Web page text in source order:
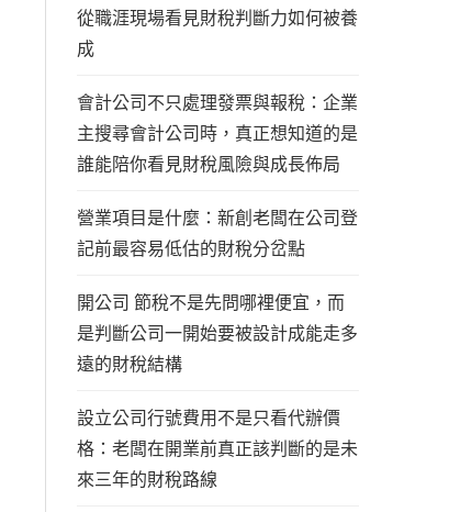
從職涯現場看見財稅判斷力如何被養
成
會計公司不只處理發票與報稅：企業
主搜尋會計公司時，真正想知道的是
誰能陪你看見財稅風險與成長佈局
營業項目是什麼：新創老闆在公司登
記前最容易低估的財稅分岔點
開公司 節稅不是先問哪裡便宜，而
是判斷公司一開始要被設計成能走多
遠的財稅結構
設立公司行號費用不是只看代辦價
格：老闆在開業前真正該判斷的是未
來三年的財稅路線